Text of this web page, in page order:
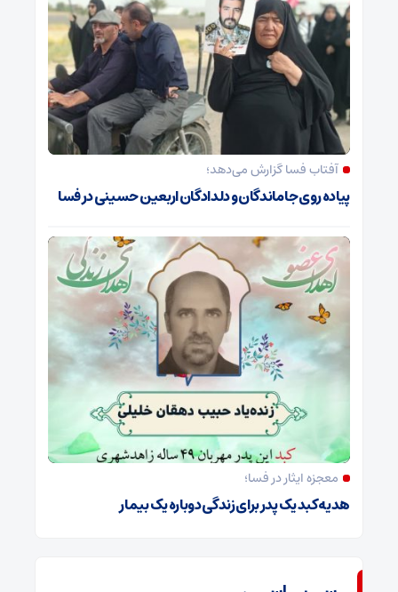
آفتاب فسا گزارش می‌دهد؛
پیاده روی جاماندگان و دلدادگان اربعین حسینی در فسا
معجزه ایثار در فسا؛
هدیه کبد یک پدر برای زندگی دوباره یک بیمار